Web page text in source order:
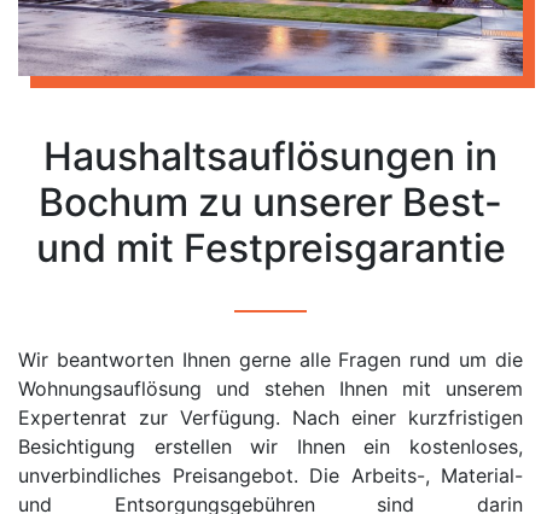
Haushaltsauflösungen in
Bochum zu unserer Best-
und mit Festpreisgarantie
Wir beantworten Ihnen gerne alle Fragen rund um die
Wohnungsauflösung und stehen Ihnen mit unserem
Expertenrat zur Verfügung. Nach einer kurzfristigen
Besichtigung erstellen wir Ihnen ein kostenloses,
unverbindliches Preisangebot. Die Arbeits-, Material-
und Entsorgungsgebühren sind darin